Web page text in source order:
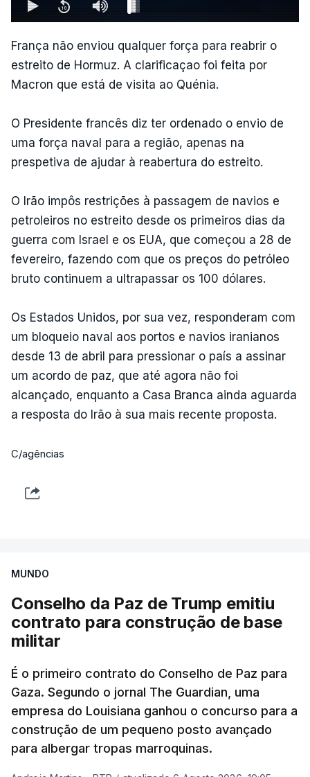
França não enviou qualquer força para reabrir o
estreito de Hormuz. A clarificaçao foi feita por
Macron que está de visita ao Quénia.
O Presidente francês diz ter ordenado o envio de
uma força naval para a região, apenas na
prespetiva de ajudar à reabertura do estreito.
O Irão impôs restrições à passagem de navios e
petroleiros no estreito desde os primeiros dias da
guerra com Israel e os EUA, que começou a 28 de
fevereiro, fazendo com que os preços do petróleo
bruto continuem a ultrapassar os 100 dólares.
Os Estados Unidos, por sua vez, responderam com
um bloqueio naval aos portos e navios iranianos
desde 13 de abril para pressionar o país a assinar
um acordo de paz, que até agora não foi
alcançado, enquanto a Casa Branca ainda aguarda
a resposta do Irão à sua mais recente proposta.
C/agências
MUNDO
Conselho da Paz de Trump emitiu
contrato para construção de base
militar
É o primeiro contrato do Conselho de Paz para
Gaza. Segundo o jornal The Guardian, uma
empresa do Louisiana ganhou o concurso para a
construção de um pequeno posto avançado
para albergar tropas marroquinas.